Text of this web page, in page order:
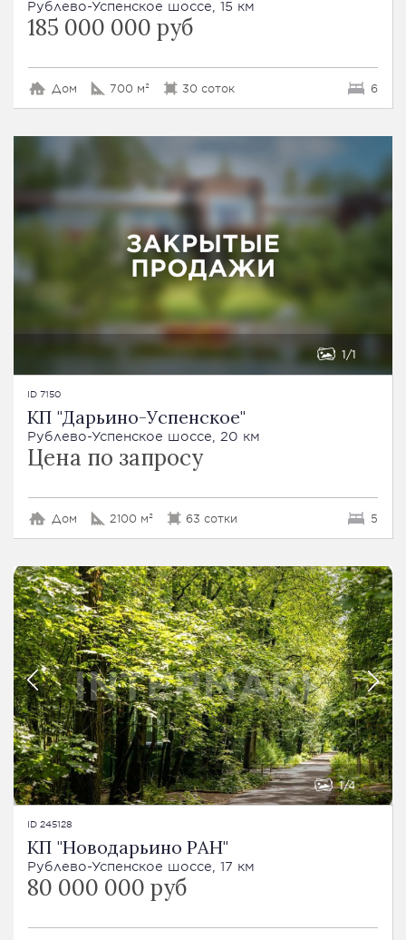
Рублево-Успенское шоссе, 15 км
185 000 000 руб
Дом 700 м² 30 соток 6
1 1
ID 7150
КП "Дарьино-Успенское"
Рублево-Успенское шоссе, 20 км
Цена по запросу
Дом 2100 м² 63 сотки 5
1 4
ID 245128
КП "Новодарьино РАН"
Рублево-Успенское шоссе, 17 км
80 000 000 руб